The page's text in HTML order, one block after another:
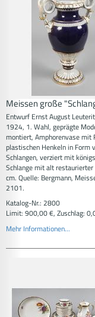
Meissen große
Entwurf Ernst August
1924, 1. Wahl, geprägte
montiert, Amphorenvase mit
plastischen Henkeln in Form
Schlangen, verziert mit
Schlange mit alt
cm. Quelle: Bergmann,
2101.
Katalog-Nr.: 2800
Limit: 900,00 €, Zuschlag:
Mehr Informationen...